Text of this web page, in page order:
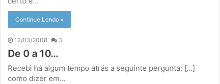
Continue Lendo »
12/03/2008 3
De 0 a 10…
Recebi há algum tempo atrás a seguinte pergunta: […]
como dizer em…